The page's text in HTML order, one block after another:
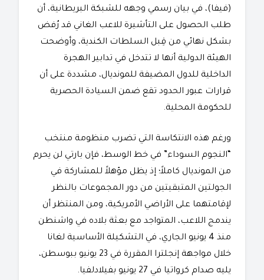
(فيفا)، في بيان رسمي وجهه للشبكة البريطانية، أن
طلب الحصول على التأشيرة للاعب الغاني قد رُفض
بشكل نهائي من قِبل السلطات الكندية، وأوضحت
الهيئة الدولية أنها لا تتدخل في تدابير الهجرة
الداخلية للدول المضيفة للمونديال، مشددة على أن
قرارات عبور الحدود تقع ضمن السيادة الحصرية
للحكومة المحلية.
​ورغم هذه الانتكاسة التي تضرب منظومة منتخب
“النجوم السوداء” في خط الوسط، فإن بارتي لن يحرم
من المونديال كاملاً؛ إذ يظل مؤهلاً للمشاركة في
الجولتين المتبقيتين من دور المجموعات بالنظر
لإقامتهما على الأراضي الأمريكية، ومن المنتظر أن
يندمج اللاعب، المتواجد مع بعثة بلاده في واشنطن
منذ 4 يونيو الجاري، في التشكيلة الأساسية لغانا
خلال مواجهة إنجلترا المقررة في 23 يونيو ببوسطن،
يليه صدام كرواتيا في 27 يونيو بفيلادلفيا.